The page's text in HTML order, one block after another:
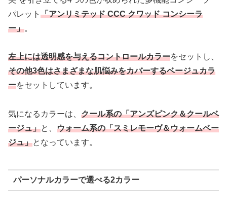
パレット 「アンリミテッド CCC クワッド コンシーラ
ー」。
左上には透明感を与えるコントロールカラーをセットし、
その他3色はさまざまな肌悩みをカバーするベージュカラ
ーをセットしています。
気になるカラーは、 クール系の「アンズピンク＆クールベ
ージュ」と、 ウォーム系の「スミレモーヴ＆ウォームベー
ジュ」となっています。
パーソナルカラーで選べる2カラー